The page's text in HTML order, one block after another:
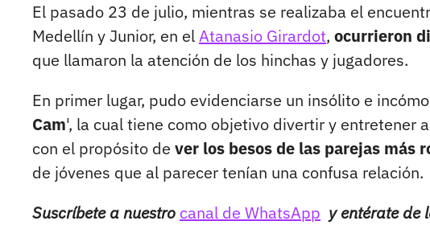
El pasado 23 de julio, mientras se realizaba el
Medellín y Junior, en elAtanasio Girardot, ocurrieron
que llamaron la atención de los hinchas y jugadores.
En primer lugar, pudo evidenciarse un insólito e
Cam', la cual tiene como objetivo divertir y entretener
con el propósito de ver los besos de las parejas más
de jóvenes que al parecer tenían una confusa relación.
Suscríbete a nuestro canal de WhatsApp y entérate de